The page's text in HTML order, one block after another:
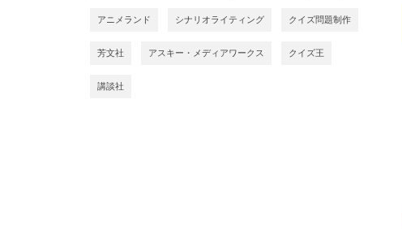
アニメランド シナリオライティング クイズ問題制作
芳文社 アスキー・メディアワークス クイズ王
講談社